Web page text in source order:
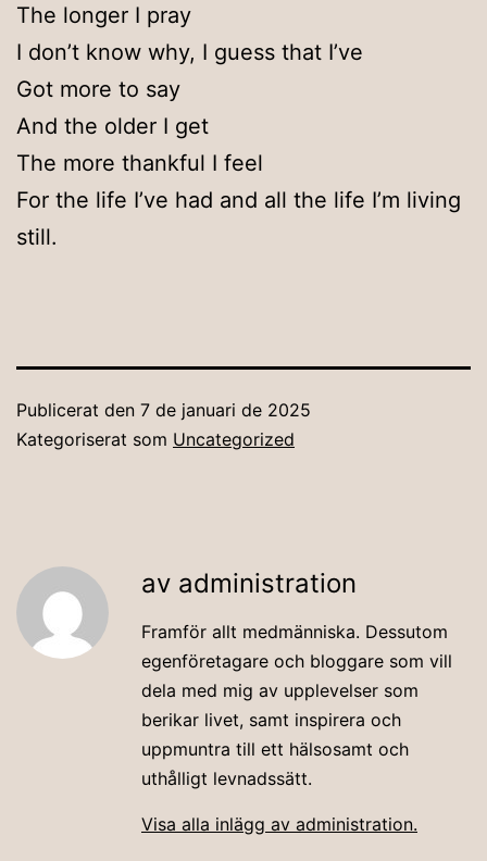
The longer I pray
I don’t know why, I guess that I’ve
Got more to say
And the older I get
The more thankful I feel
For the life I’ve had and all the life I’m living
still.
Publicerat den 7 de januari de 2025
Kategoriserat som Uncategorized
av administration
Framför allt medmänniska. Dessutom
egenföretagare och bloggare som vill
dela med mig av upplevelser som
berikar livet, samt inspirera och
uppmuntra till ett hälsosamt och
uthålligt levnadssätt.
Visa alla inlägg av administration.